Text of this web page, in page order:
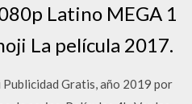
Latino MEGA 1
La película 2017.
Gratis, año 2019 por